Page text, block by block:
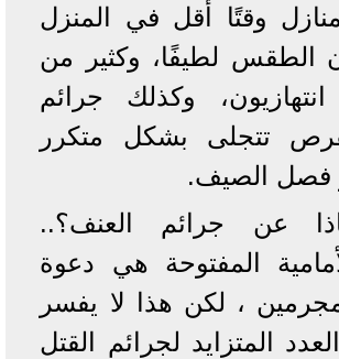
وقتًا أقل في المنزل
الطقس لطيفًا، وكثير من
وكذلك جرائم
تتجلى بشكل متكرر
فصل الصيف.
عن جرائم العنف؟..
المفتوحة هي دعوة
، لكن هذا لا يفسر
المتزايد لجرائم القتل